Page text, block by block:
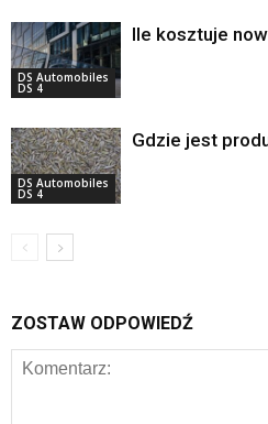
DS Automobiles
DS 4
Ile kosztuje
DS Automobiles
DS 4
Gdzie jest
ZOSTAW ODPOWIEDŹ